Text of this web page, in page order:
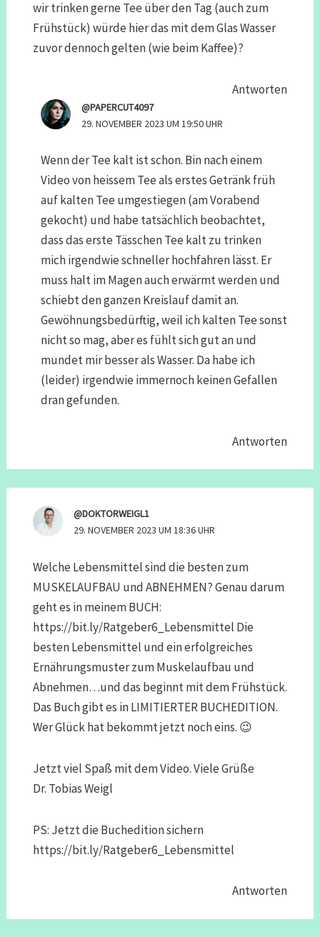
wir trinken gerne Tee über den Tag (auch zum
Frühstück) würde hier das mit dem Glas Wasser
zuvor dennoch gelten (wie beim Kaffee)?
Antworten
@PAPERCUT4097
29. NOVEMBER 2023 UM 19:50 UHR
Wenn der Tee kalt ist schon. Bin nach einem
Video von heissem Tee als erstes Getränk früh
auf kalten Tee umgestiegen (am Vorabend
gekocht) und habe tatsächlich beobachtet,
dass das erste Tässchen Tee kalt zu trinken
mich irgendwie schneller hochfahren lässt. Er
muss halt im Magen auch erwärmt werden und
schiebt den ganzen Kreislauf damit an.
Gewöhnungsbedürftig, weil ich kalten Tee sonst
nicht so mag, aber es fühlt sich gut an und
mundet mir besser als Wasser. Da habe ich
(leider) irgendwie immernoch keinen Gefallen
dran gefunden.
Antworten
@DOKTORWEIGL1
29. NOVEMBER 2023 UM 18:36 UHR
Welche Lebensmittel sind die besten zum
MUSKELAUFBAU und ABNEHMEN? Genau darum
geht es in meinem BUCH:
https://bit.ly/Ratgeber6_Lebensmittel Die
besten Lebensmittel und ein erfolgreiches
Ernährungsmuster zum Muskelaufbau und
Abnehmen…und das beginnt mit dem Frühstück.
Das Buch gibt es in LIMITIERTER BUCHEDITION.
Wer Glück hat bekommt jetzt noch eins. 😉
Jetzt viel Spaß mit dem Video. Viele Grüße
Dr. Tobias Weigl
PS: Jetzt die Buchedition sichern
https://bit.ly/Ratgeber6_Lebensmittel
Antworten